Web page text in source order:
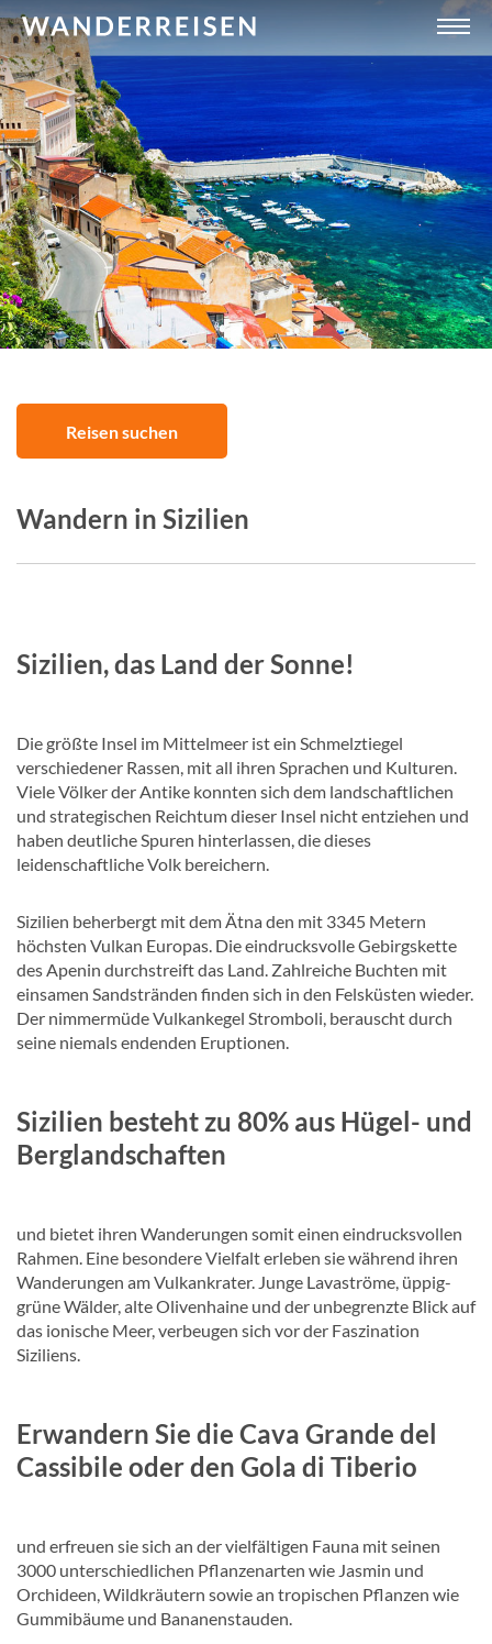
Wandern in Sizilien
Reisen suchen
Sizilien, das Land der Sonne!
Die größte Insel im Mittelmeer ist ein Schmelztiegel
verschiedener Rassen, mit all ihren Sprachen und Kulturen.
Viele Völker der Antike konnten sich dem landschaftlichen
und strategischen Reichtum dieser Insel nicht entziehen und
haben deutliche Spuren hinterlassen, die dieses
leidenschaftliche Volk bereichern.
Sizilien beherbergt mit dem Ätna den mit 3345 Metern
höchsten Vulkan Europas. Die eindrucksvolle Gebirgskette
des Apenin durchstreift das Land. Zahlreiche Buchten mit
einsamen Sandstränden finden sich in den Felsküsten wieder.
Der nimmermüde Vulkankegel Stromboli, berauscht durch
seine niemals endenden Eruptionen.
Sizilien besteht zu 80% aus Hügel- und
Berglandschaften
und bietet ihren Wanderungen somit einen eindrucksvollen
Rahmen. Eine besondere Vielfalt erleben sie während ihren
Wanderungen am Vulkankrater. Junge Lavaströme, üppig-
grüne Wälder, alte Olivenhaine und der unbegrenzte Blick auf
das ionische Meer, verbeugen sich vor der Faszination
Siziliens.
Erwandern Sie die Cava Grande del
Cassibile oder den Gola di Tiberio
und erfreuen sie sich an der vielfältigen Fauna mit seinen
3000 unterschiedlichen Pflanzenarten wie Jasmin und
Orchideen, Wildkräutern sowie an tropischen Pflanzen wie
Gummibäume und Bananenstauden.